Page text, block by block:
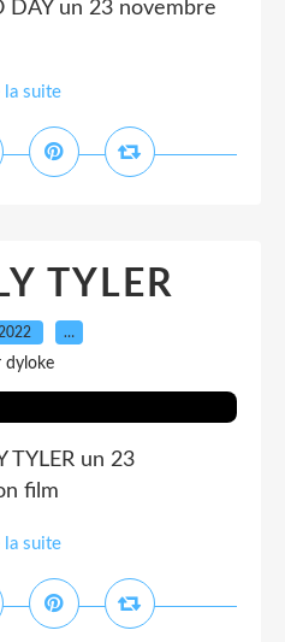
DAY un 23 novembre
la suite
TYLER
…
dyloke
TYLER un 23
film
la suite